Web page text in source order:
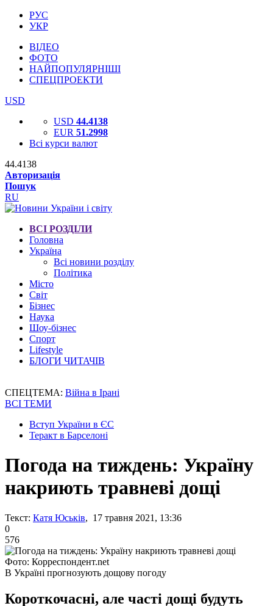
РУС
УКР
ВІДЕО
ФОТО
НАЙПОПУЛЯРНІШІ
СПЕЦПРОЕКТИ
USD
USD 44.4138
EUR 51.2998
Всі курси валют
44.4138
Авторизація
Пошук
RU
ВСІ РОЗДІЛИ
Головна
Україна
Всі новини розділу
Політика
Місто
Світ
Бізнес
Наука
Шоу-бізнес
Спорт
Lifestyle
БЛОГИ ЧИТАЧІВ
СПЕЦТЕМА: Війна в Ірані
ВСІ ТЕМИ
Вступ України в ЄС
Теракт в Барселоні
Погода на тиждень: Україну
накриють травневі дощі
Текст: Катя Юськів, 17 травня 2021, 13:36
0
576
Фото: Корреспондент.net
В Україні прогнозують дощову погоду
Короткочасні, але часті дощі будуть